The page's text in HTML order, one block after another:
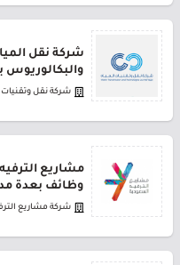
شركة نقل
والبكالوريوس
شركة نقل وتقنيات
مشاريع
وظائف بعدة
شركة مشاريع